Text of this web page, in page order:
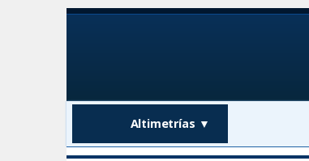
Altimetrías ▼